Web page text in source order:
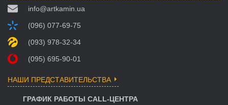
info@artkamin.ua
(096) 077-69-75
(093) 978-32-34
(095) 695-90-01
НАШИ ПРЕДСТАВИТЕЛЬСТВА
ГРАФИК РАБОТЫ CALL-ЦЕНТРА